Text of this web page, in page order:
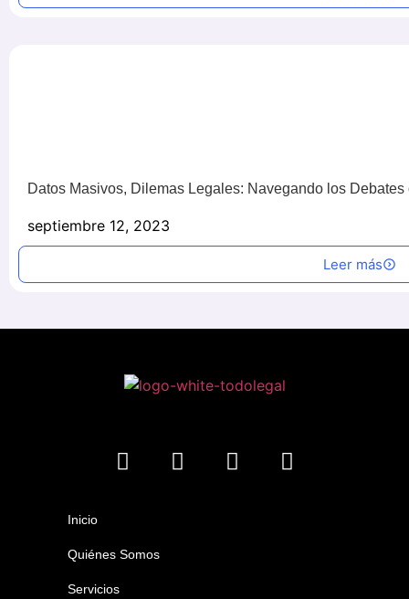
Datos Masivos, Dilemas Legales: Navegando los
septiembre 12, 2023
Leer más
Inicio
Quiénes Somos
Servicios